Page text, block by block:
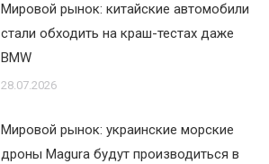
Мировой рынок: китайские автомобили
стали обходить на краш-тестах даже
BMW
28.07.2026
Мировой рынок: украинские морские
дроны Magura будут производиться в